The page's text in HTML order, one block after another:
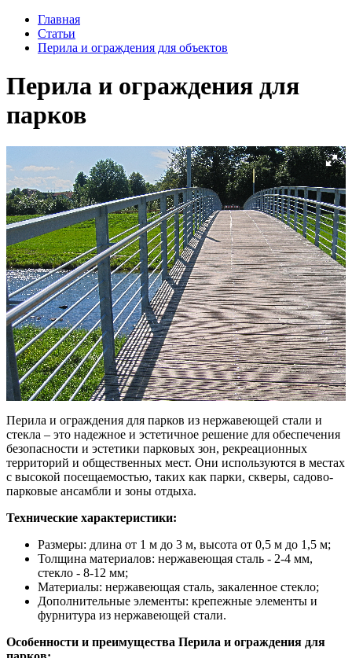
Главная
Статьи
Перила и ограждения для объектов
Перила и ограждения для
парков
Перила и ограждения для парков из нержавеющей стали и
стекла – это надежное и эстетичное решение для обеспечения
безопасности и эстетики парковых зон, рекреационных
территорий и общественных мест. Они используются в местах
с высокой посещаемостью, таких как парки, скверы, садово-
парковые ансамбли и зоны отдыха.
Технические характеристики:
Размеры: длина от 1 м до 3 м, высота от 0,5 м до 1,5 м;
Толщина материалов: нержавеющая сталь - 2-4 мм,
стекло - 8-12 мм;
Материалы: нержавеющая сталь, закаленное стекло;
Дополнительные элементы: крепежные элементы и
фурнитура из нержавеющей стали.
Особенности и преимущества Перила и ограждения для